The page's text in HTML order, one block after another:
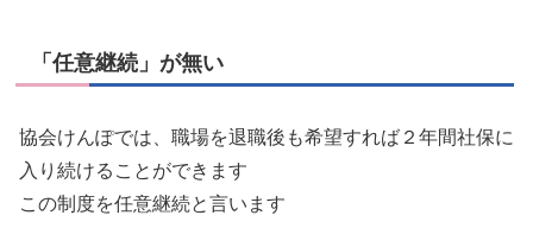
「任意継続」が無い
協会けんぽでは、職場を退職後も希望すれば２年間社保に
入り続けることができます
この制度を任意継続と言います